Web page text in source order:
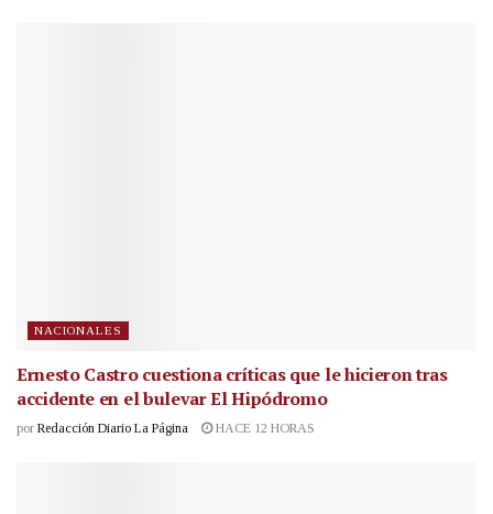
NACIONALES
Ernesto Castro cuestiona críticas que le hicieron tras
accidente en el bulevar El Hipódromo
por Redacción Diario La Página HACE 12 HORAS